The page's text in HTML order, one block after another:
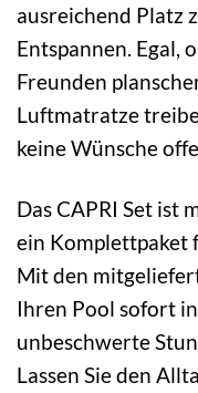
ausreichend Platz
Entspannen. Egal,
Freunden
Luftmatratze
keine Wünsche
Das CAPRI Set ist
ein Komplettpaket
Mit den
Ihren Pool sofort
unbeschwerte
Lassen Sie den